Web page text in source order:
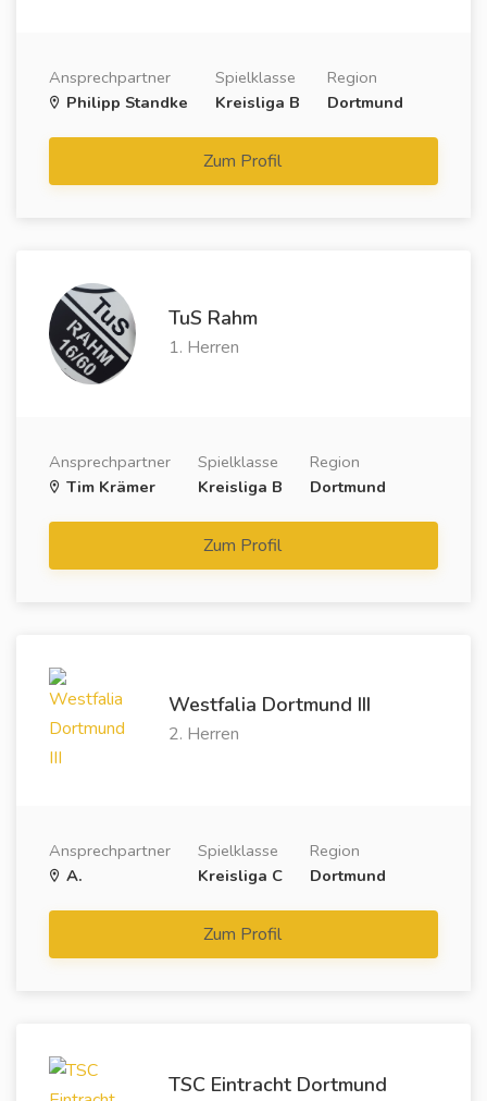
Ansprechpartner
Philipp Standke
Spielklasse
Kreisliga B
Region
Dortmund
Zum Profil
TuS Rahm
1. Herren
Ansprechpartner
Tim Krämer
Spielklasse
Kreisliga B
Region
Dortmund
Zum Profil
Westfalia Dortmund III
2. Herren
Ansprechpartner
A.
Spielklasse
Kreisliga C
Region
Dortmund
Zum Profil
TSC Eintracht Dortmund